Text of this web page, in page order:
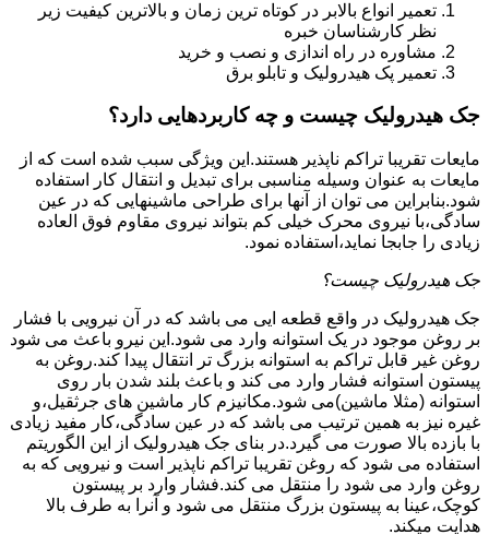
تعمیر انواع بالابر در کوتاه ترین زمان و بالاترین کیفیت زیر
نظر کارشناسان خبره
مشاوره در راه اندازی و نصب و خرید
تعمیر پک هیدرولیک و تابلو برق
جک هیدرولیک چیست و چه کاربردهایی دارد؟
مایعات تقریبا تراکم ناپذیر هستند.این ویژگی سبب شده است که از
مایعات به عنوان وسیله مناسبی برای تبدیل و انتقال کار استفاده
شود.بنابراین می توان از آنها برای طراحی ماشینهایی که در عین
سادگی،با نیروی محرک خیلی کم بتواند نیروی مقاوم فوق العاده
زیادی را جابجا نماید،استفاده نمود.
جک هیدرولیک چیست؟
جک هیدرولیک در واقع قطعه ایی می باشد که در آن نیرویی با فشار
بر روغن موجود در یک استوانه وارد می شود.این نیرو باعث می شود
روغن غیر قابل تراکم به استوانه بزرگ تر انتقال پیدا کند.روغن به
پیستون استوانه فشار وارد می کند و باعث بلند شدن بار روی
استوانه (مثلا ماشین)می شود.مکانیزم کار ماشین های جرثقیل،و
غیره نیز به همین ترتیب می باشد که در عین سادگی،کار مفید زیادی
با بازده بالا صورت می گیرد.در بنای جک هیدرولیک از این الگوریتم
استفاده می شود که روغن تقریبا تراکم ناپذیر است و نیرویی که به
روغن وارد می شود را منتقل می کند.فشار وارد بر پیستون
کوچک،عینا به پیستون بزرگ منتقل می شود و آنرا به طرف بالا
هدایت میکند.